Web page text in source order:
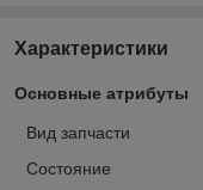
Характеристики
Основные атрибуты
Вид запчасти
Состояние